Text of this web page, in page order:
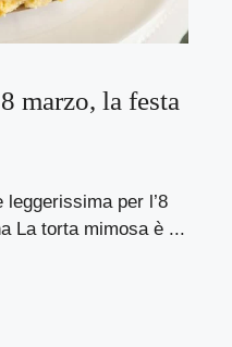
marzo, la festa
per l’8
La torta mimosa è ...